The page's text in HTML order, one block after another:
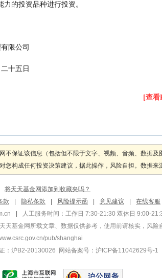
承受能力的投资品种进行投资。
中信保诚基金管理有限公司
二〇二五年十二月二十五日
[查看
保证该信息（包括但不限于文字、视频、音频、数据及
构成任何投资决策建议，据此操作，风险自担。数据来
将天天基金网添加到收藏夹吗？
款 隐私条款 风险提示函 意见建议 在线客服
人工服务时间：工作日 7:30-21:30 双休日 9:00-
天基金网所载文章、数据仅供参考，使用前请核实，风险
pub/shanghai
：沪B2-20130026
网站备案号：沪ICP备11042629号-1